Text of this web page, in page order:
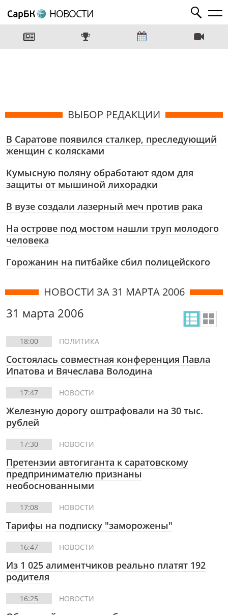
НОВОСТИ
ВЫБОР РЕДАКЦИИ
В Саратове появился сталкер, преследующий
женщин с колясками
Кумысную поляну обработают ядом для
защиты от мышиной лихорадки
В вузе создали лазерный меч против рака
На острове под мостом нашли труп молодого
человека
Горожанин на питбайке сбил полицейского
НОВОСТИ ЗА 31 МАРТА 2006
31 марта 2006
18:00 ПОЛИТИКА
Состоялась совместная конференция Павла
Ипатова и Вячеслава Володина
17:47 НОВОСТИ
Железную дорогу оштрафовали на 30 тыс.
рублей
17:30 НОВОСТИ
Претензии автогиганта к саратовскому
предпринимателю признаны
необоснованными
17:08 НОВОСТИ
Тарифы на подписку "заморожены"
16:47 НОВОСТИ
Из 1 025 алиментчиков реально платят 192
родителя
16:25 НОВОСТИ